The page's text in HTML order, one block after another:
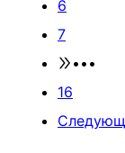
6
7
•••
16